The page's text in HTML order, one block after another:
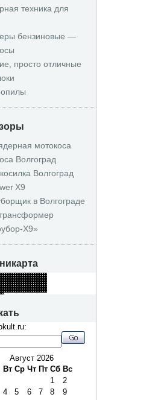
техника для
бензиновые —
просто отличные
мотокоса
Волгоград
Волгоград
X9
в Волгограде
Август 2026
Вт Ср Чт Пт Сб Вс
1
2
4 5 6 7 8
9